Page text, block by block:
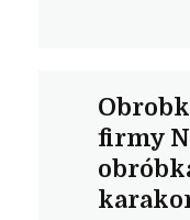
firmy